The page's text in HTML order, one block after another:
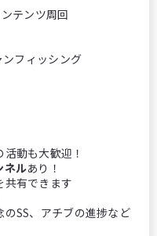
テンツ周回
ンフィッシング
動も大歓迎！
ネルあり！
有できます
SS、アチブの進捗など